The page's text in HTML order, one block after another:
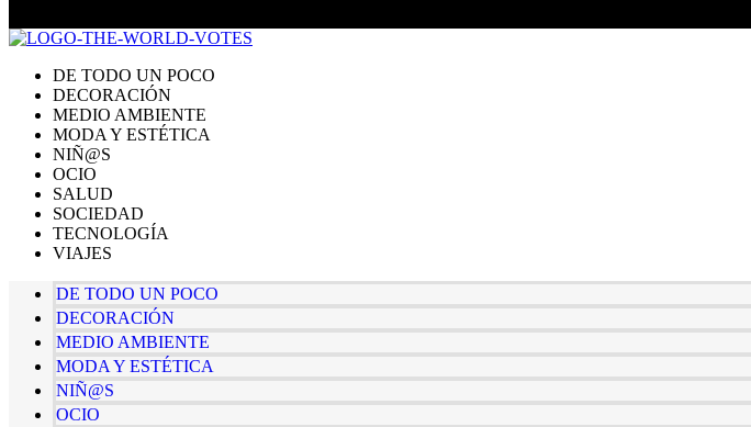
DE TODO UN POCO
DECORACIÓN
MEDIO AMBIENTE
MODA Y ESTÉTICA
NIÑ@S
OCIO
SALUD
SOCIEDAD
TECNOLOGÍA
VIAJES
DE TODO UN POCO
DECORACIÓN
MEDIO AMBIENTE
MODA Y ESTÉTICA
NIÑ@S
OCIO